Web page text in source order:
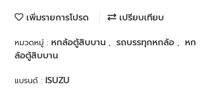
เพิ่มรายการโปรด เปรียบเทียบ
หมวดหมู่ : หกล้อตู้สิบบาน , รถบรรทุกหกล้อ , หก
ล้อตู้สิบบาน
แบรนด์ : ISUZU